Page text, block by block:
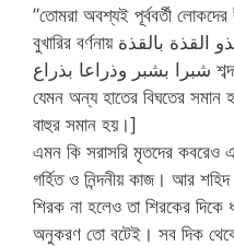
”তোমরা অবশ্যই পূর্ববর্তী
বুখারির বর্ণনায় حذو القذة بالقذة – এই শব্দসমূহ নেই। তার স্থলে
شبرا بشبر وذراعا بذراع শব্দগুলো রয়েছে। অর্থাৎ এক হাতের বিঘত
যেমন অন্য হাতের বিঘতের
বাহুর সমান হয়।]
এমন কি সরাসরি মৃতদের কবরেও
গর্হিত ও নিন্দনীয় কাজ। আর
শিরক না হলেও তা শিরকের দিকে
অনুকরণ তো বটেই। সব দিক